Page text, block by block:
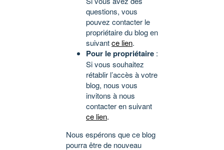
questions, vous
pouvez contacter le
propriétaire du blog en
suivantce lien.
Pour le propriétaire :
Si vous souhaitez
rétablir l’accès à votre
blog, nous vous
invitons à nous
contacter en suivant
ce lien.
Nous espérons que ce blog
pourra être de nouveau